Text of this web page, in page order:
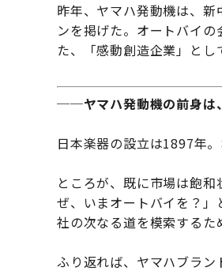
昨年、ヤマハ発動機は、
ンを掲げた。オートバイ
た、「感動創造企業」とし
──ヤマハ発動機の前身は
日本楽器の設立は1897年
ところが、既に市場は飽
ぜ、いまオートバイを？
社の次なる道を模索するた
ふり返れば、ヤマハブラ